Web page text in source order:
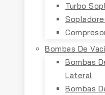
Turbo
Bombas De
Bombas
Lateral
Bombas